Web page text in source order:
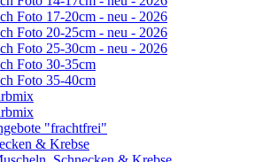
Foto 17-20cm - neu - 2026
Foto 20-25cm - neu - 2026
Foto 25-30cm - neu - 2026
Foto 30-35cm
Foto 35-40cm
"frachtfrei"
& Krebse